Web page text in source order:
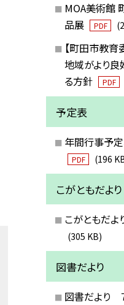
MOA美術館
品展
PDF
【町田市教育
地域がより良
る方針
PDF
予定表
年間行事予定
PDF (196
こがともだより
こがともだ
(305 KB)
図書だより
図書だより